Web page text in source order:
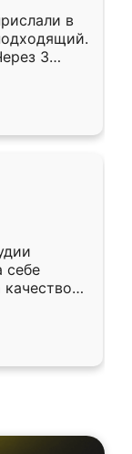
в
3
себе
качеством
почти